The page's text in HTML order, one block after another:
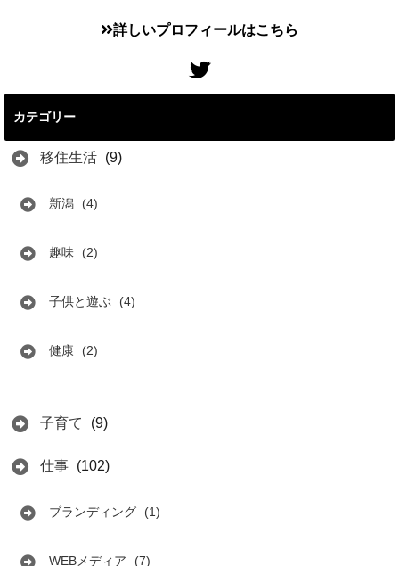
詳しいプロフィールはこちら
カテゴリー
移住生活 (9)
新潟 (4)
趣味 (2)
子供と遊ぶ (4)
健康 (2)
子育て (9)
仕事 (102)
ブランディング (1)
WEBメディア (7)